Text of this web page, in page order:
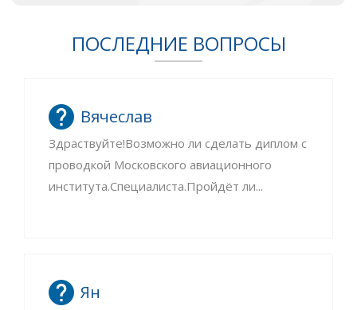
ПОСЛЕДНИЕ ВОПРОСЫ
Вячеслав
Здраствуйте!Возможно ли сделать диплом с
проводкой Московского авиационного
института.Специалиста.Пройдёт ли...
Ян